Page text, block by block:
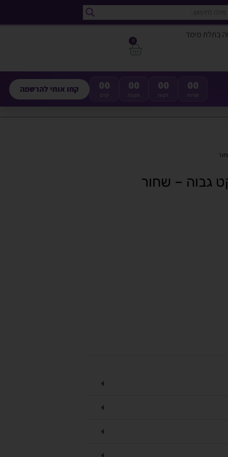
בתלת מימד
0
00
ימים
00
שעות
00
דקות
00
שניות
קחו אותי להרשמה